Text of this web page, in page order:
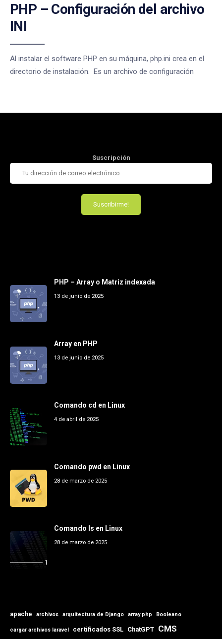
PHP – Configuración del archivo
INI
Al instalar el software PHP en su máquina, php.ini crea en el
directorio de instalación. Es un archivo de configuración
Suscripción
PHP – Array o Matriz indexada
13 de junio de 2025
Array en PHP
13 de junio de 2025
Comando cd en Linux
4 de abril de 2025
Comando pwd en Linux
28 de marzo de 2025
Comando ls en Linux
28 de marzo de 2025
apache archivos arquitectura de Django array php Booleano
cargar archivos laravel certificados SSL ChatGPT CMS